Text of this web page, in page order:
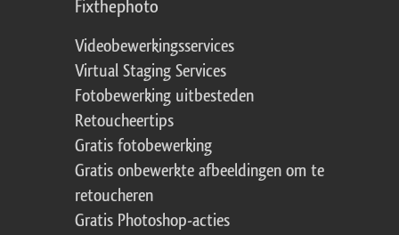
Fixthephoto
Videobewerkingsservices
Virtual Staging Services
Fotobewerking uitbesteden
Retoucheertips
Gratis fotobewerking
Gratis onbewerkte afbeeldingen om te
retoucheren
Gratis Photoshop-acties